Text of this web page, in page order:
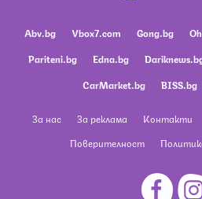
Abv.bg Vbox7.com Gong.bg
Pariteni.bg
Edna.bg
CarMarket.bg
BISS.bg
За нас За реклама Контакти
Поверителност